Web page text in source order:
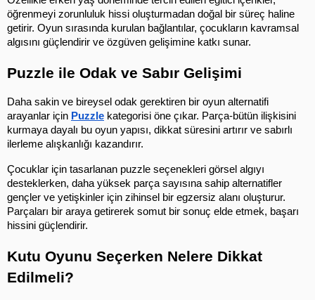
öğrenmeyi zorunluluk hissi oluşturmadan doğal bir süreç haline
getirir. Oyun sırasında kurulan bağlantılar, çocukların kavramsal
algısını güçlendirir ve özgüven gelişimine katkı sunar.
Puzzle ile Odak ve Sabır Gelişimi
Daha sakin ve bireysel odak gerektiren bir oyun alternatifi
arayanlar için Puzzle kategorisi öne çıkar. Parça-bütün ilişkisini
kurmaya dayalı bu oyun yapısı, dikkat süresini artırır ve sabırlı
ilerleme alışkanlığı kazandırır.
Çocuklar için tasarlanan puzzle seçenekleri görsel algıyı
desteklerken, daha yüksek parça sayısına sahip alternatifler
gençler ve yetişkinler için zihinsel bir egzersiz alanı oluşturur.
Parçaları bir araya getirerek somut bir sonuç elde etmek, başarı
hissini güçlendirir.
Kutu Oyunu Seçerken Nelere Dikkat
Edilmeli?